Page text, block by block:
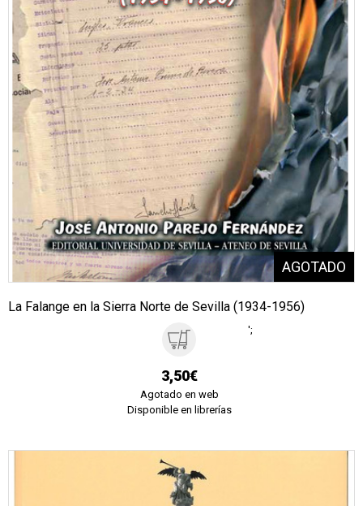
La Falange en la Sierra Norte de Sevilla (1934-1956)
3,50€
Agotado en web
Disponible en librerías
';